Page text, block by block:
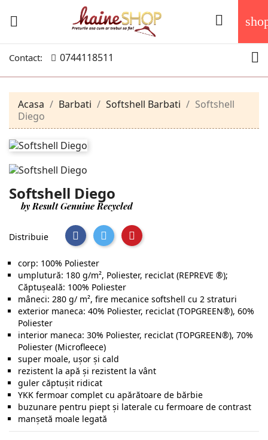
 
Contact: 0744118511 
Acasa Barbati Softshell Barbati
Softshell
Diego
Softshell Diego
by Result Genuine Recycled
Distribuie
corp: 100% Poliester
umplutură: 180 g/m², Poliester, reciclat (REPREVE ®);
Căptușeală: 100% Poliester
mâneci: 280 g/ m², fire mecanice softshell cu 2 straturi
exterior maneca: 40% Poliester, reciclat (TOPGREEN®), 60%
Poliester
interior maneca: 30% Poliester, reciclat (TOPGREEN®), 70%
Poliester (Microfleece)
super moale, ușor și cald
rezistent la apă și rezistent la vânt
guler căptușit ridicat
YKK fermoar complet cu apărătoare de bărbie
buzunare pentru piept și laterale cu fermoare de contrast
manșetă moale legată